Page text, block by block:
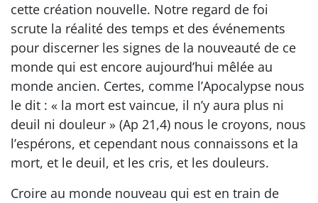
cette création nouvelle. Notre regard de foi
scrute la réalité des temps et des événements
pour discerner les signes de la nouveauté de ce
monde qui est encore aujourd’hui mêlée au
monde ancien. Certes, comme l’Apocalypse nous
le dit : « la mort est vaincue, il n’y aura plus ni
deuil ni douleur » (Ap 21,4) nous le croyons, nous
l’espérons, et cependant nous connaissons et la
mort, et le deuil, et les cris, et les douleurs.
Croire au monde nouveau qui est en train de